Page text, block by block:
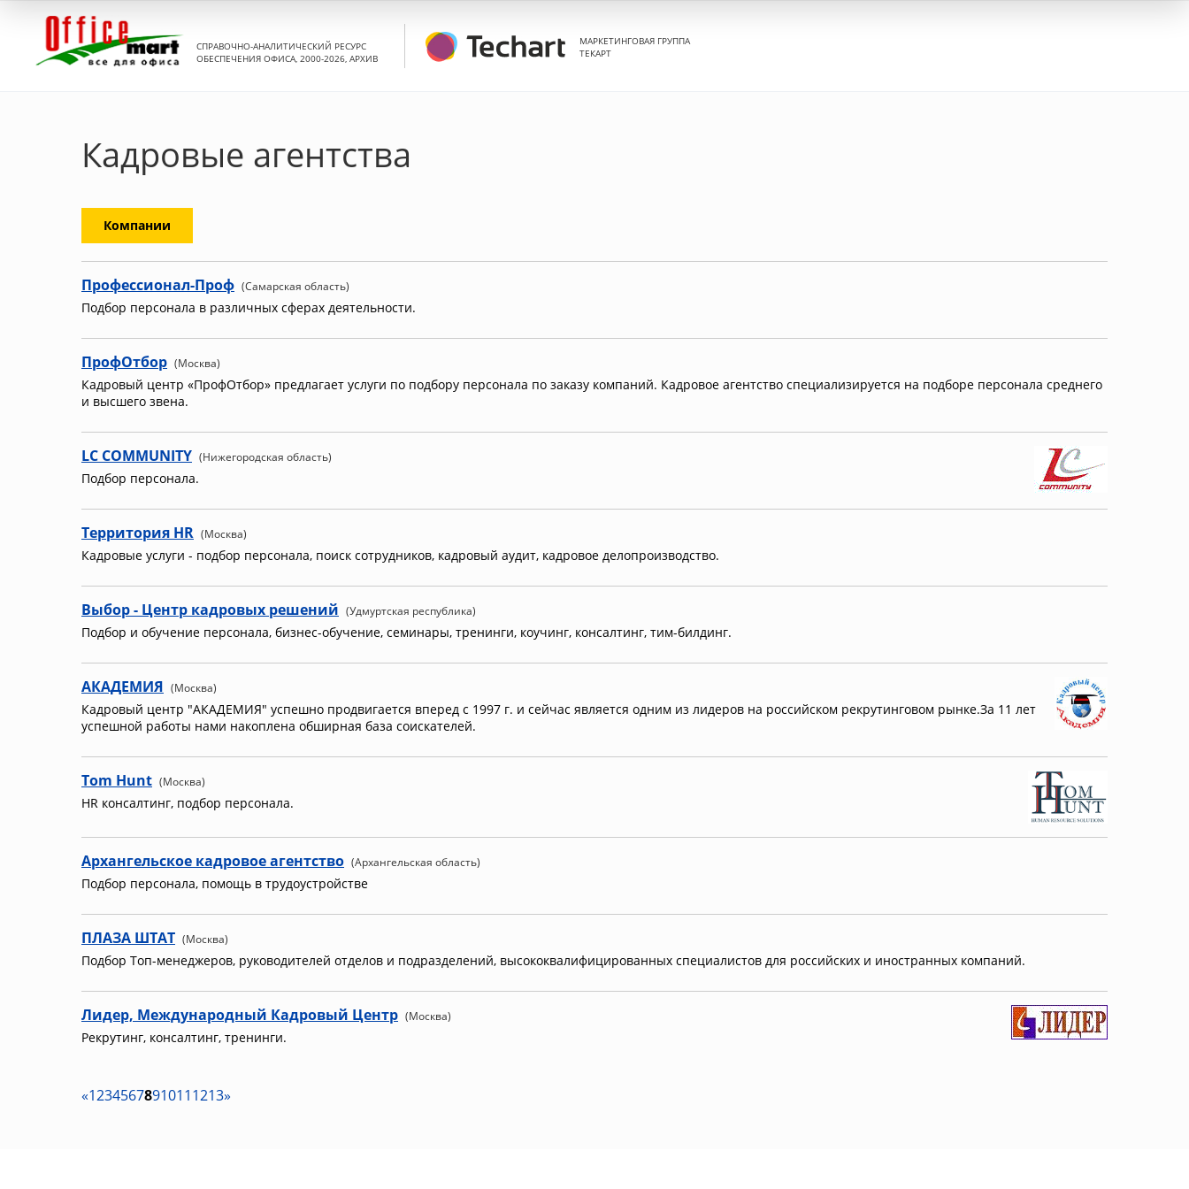
СПРАВОЧНО-АНАЛИТИЧЕСКИЙ РЕСУРС
ОБЕСПЕЧЕНИЯ ОФИСА, 2000-2026, АРХИВ
МАРКЕТИНГОВАЯ ГРУППА
ТЕКАРТ
Кадровые агентства
Компании
Профессионал-Проф (Самарская область)
Подбор персонала в различных сферах деятельности.
ПрофОтбор (Москва)
Кадровый центр «ПрофОтбор» предлагает услуги по подбору персонала по заказу компаний. Кадровое агентство специализируется на подборе персонала среднего
и высшего звена.
LC COMMUNITY (Нижегородская область)
Подбор персонала.
Территория HR (Москва)
Кадровые услуги - подбор персонала, поиск сотрудников, кадровый аудит, кадровое делопроизводство.
Выбор - Центр кадровых решений (Удмуртская республика)
Подбор и обучение персонала, бизнес-обучение, семинары, тренинги, коучинг, консалтинг, тим-билдинг.
АКАДЕМИЯ (Москва)
Кадровый центр "АКАДЕМИЯ" успешно продвигается вперед с 1997 г. и сейчас является одним из лидеров на российском рекрутинговом рынке.За 11 лет
успешной работы нами накоплена обширная база соискателей.
Tom Hunt (Москва)
HR консалтинг, подбор персонала.
Архангельское кадровое агентство (Архангельская область)
Подбор персонала, помощь в трудоустройстве
ПЛАЗА ШТАТ (Москва)
Подбор Топ-менеджеров, руководителей отделов и подразделений, высококвалифицированных специалистов для российских и иностранных компаний.
Лидер, Международный Кадровый Центр (Москва)
Рекрутинг, консалтинг, тренинги.
«12345678910111213»